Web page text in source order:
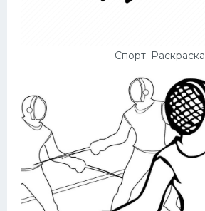
Спорт. Раскраска